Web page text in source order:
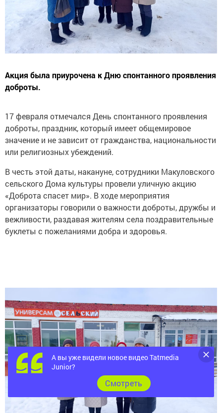
Акция была приурочена к Дню спонтанного проявления
доброты.
17 февраля отмечался День спонтанного проявления
доброты, праздник, который имеет общемировое
значение и не зависит от гражданства, национальности
или религиозных убеждений.
В честь этой даты, накануне, сотрудники Макуловского
сельского Дома культуры провели уличную акцию
«Доброта спасет мир». В ходе мероприятия
организаторы говорили о важности доброты, дружбы и
вежливости, раздавая жителям села поздравительные
буклеты с пожеланиями добра и здоровья.
А вы уже видели новое видео Tatmedia
Junior?
Cмотреть